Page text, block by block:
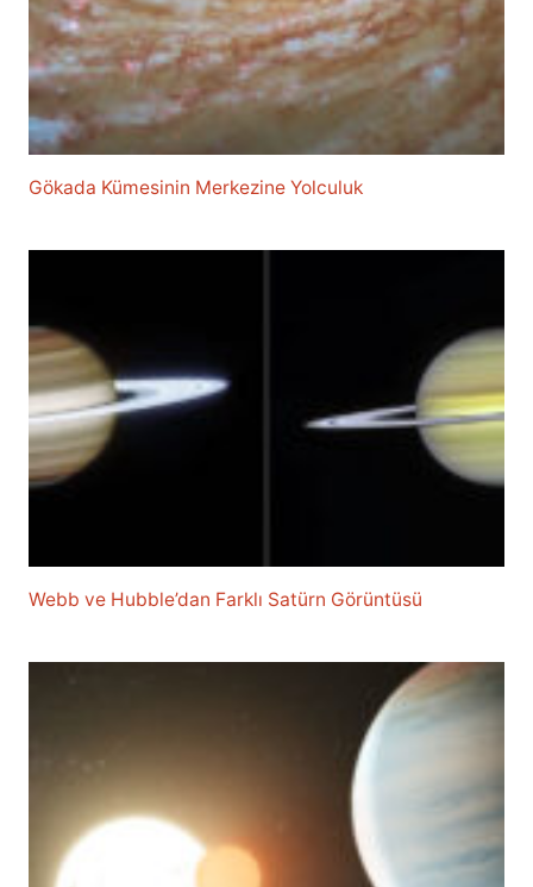
Gökada Kümesinin Merkezine Yolculuk
Webb ve Hubble’dan Farklı Satürn Görüntüsü